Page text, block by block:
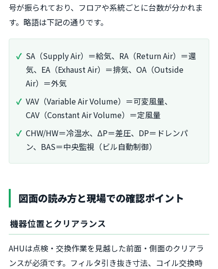
号が振られており、フロアや系統ごとに台数が分かれま
す。略語は下記の通りです。
SA（Supply Air）＝給気、RA（Return Air）＝還
気、EA（Exhaust Air）＝排気、OA（Outside
Air）＝外気
VAV（Variable Air Volume）＝可変風量、
CAV（Constant Air Volume）＝定風量
CHW/HW＝冷温水、ΔP＝差圧、DP＝ドレンパ
ン、BAS＝中央監視（ビル自動制御）
図面の読み方と現場での確認ポイント
機器位置とクリアランス
AHUは点検・交換作業を見越した前面・側面のクリアラ
ンスが必須です。フィルタ引き抜き寸法、コイル交換時